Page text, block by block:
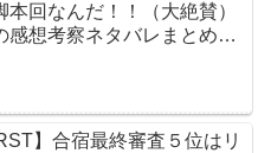
本回なんだ！！（大絶賛）
感想考察ネタバレまとめ・
たアイドル】
】合宿最終審査５位はリ